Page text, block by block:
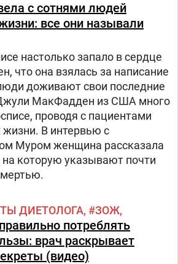
с сотнями людей
все они называли
настолько запало в сердце
что она взялась за написание
доживают свои последние
МакФадден из США много
проводя с пациентами
жизни. В интервью с
Муром женщина рассказала
которую указывают почти
ДИЕТОЛОГА
ЗОЖ
потреблять
врач раскрывает
(видео)